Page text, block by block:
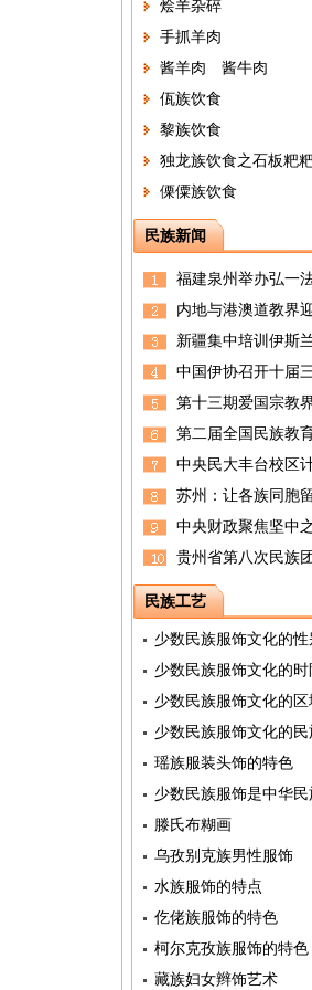
烩羊杂碎
手抓羊肉
酱羊肉 酱牛肉
佤族饮食
黎族饮食
独龙族饮食之石板粑
傈僳族饮食
民族新闻
福建泉州举办弘一
内地与港澳道教界
新疆集中培训伊斯
中国伊协召开十届
第十三期爱国宗教
第二届全国民族教
中央民大丰台校区
苏州：让各族同胞
中央财政聚焦坚中
贵州省第八次民族
民族工艺
少数民族服饰文化的
少数民族服饰文化的时
少数民族服饰文化的区
少数民族服饰文化的民
瑶族服装头饰的特色
少数民族服饰是中华
滕氏布糊画
乌孜别克族男性服饰
水族服饰的特点
仡佬族服饰的特色
柯尔克孜族服饰的特色
藏族妇女辫饰艺术